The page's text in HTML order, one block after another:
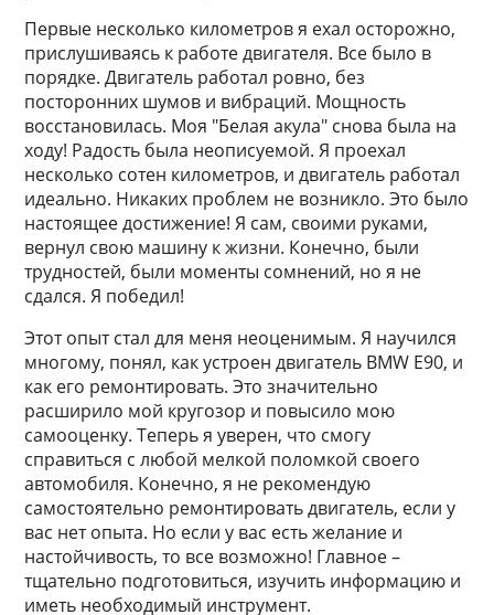
Первые несколько километров я ехал осторожно,
прислушиваясь к работе двигателя. Все было в
порядке. Двигатель работал ровно, без
посторонних шумов и вибраций. Мощность
восстановилась. Моя "Белая акула" снова была на
ходу! Радость была неописуемой. Я проехал
несколько сотен километров, и двигатель работал
идеально. Никаких проблем не возникло. Это было
настоящее достижение! Я сам, своими руками,
вернул свою машину к жизни. Конечно, были
трудностей, были моменты сомнений, но я не
сдался. Я победил!
Этот опыт стал для меня неоценимым. Я научился
многому, понял, как устроен двигатель BMW E90, и
как его ремонтировать. Это значительно
расширило мой кругозор и повысило мою
самооценку. Теперь я уверен, что смогу
справиться с любой мелкой поломкой своего
автомобиля. Конечно, я не рекомендую
самостоятельно ремонтировать двигатель, если у
вас нет опыта. Но если у вас есть желание и
настойчивость, то все возможно! Главное –
тщательно подготовиться, изучить информацию и
иметь необходимый инструмент.